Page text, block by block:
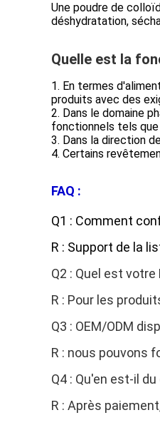
Une poudre de
déshydratation,
Quelle est la
1. En termes
produits avec des
2. Dans le domaine
fonctionnels tels que
3. Dans la direction
4. Certains
FAQ :
Q1 : Comment
R : Support de la
Q2 : Quel est votre
R : Pour les
Q3 : OEM/ODM
R : nous pouvons
Q4 : Qu'en est-il
R : Après